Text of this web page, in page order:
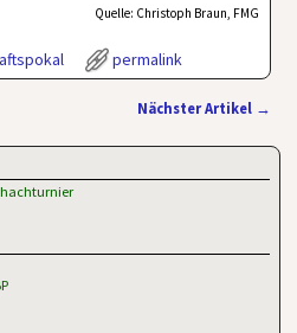
Quelle: Christoph Braun, FMG
permalink
Nächster Artikel →